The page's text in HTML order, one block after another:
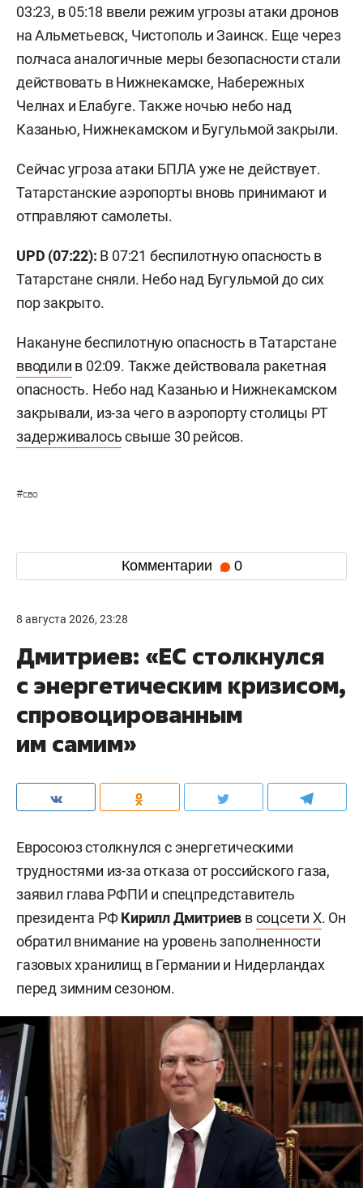
03:23, в 05:18 ввели режим угрозы атаки дронов
на Альметьевск, Чистополь и Заинск. Еще через
полчаса аналогичные меры безопасности стали
действовать в Нижнекамске, Набережных
Челнах и Елабуге. Также ночью небо над
Казанью, Нижнекамском и Бугульмой закрыли.
Сейчас угроза атаки БПЛА уже не действует.
Татарстанские аэропорты вновь принимают и
отправляют самолеты.
UPD (07:22): В 07:21 беспилотную опасность в
Татарстане сняли. Небо над Бугульмой до сих
пор закрыто.
Накануне беспилотную опасность в Татарстане
вводили в 02:09. Также действовала ракетная
опасность. Небо над Казанью и Нижнекамском
закрывали, из-за чего в аэропорту столицы РТ
задерживалосьсвыше 30 рейсов.
#сво
Комментарии 0
8 августа 2026, 23:28
Дмитриев: «ЕС столкнулся
с энергетическим кризисом,
спровоцированным
им самим»
Евросоюз столкнулся с энергетическими
трудностями из-за отказа от российского газа,
заявил глава РФПИ и спецпредставитель
президента РФКирилл Дмитриев всоцсети X. Он
обратил внимание на уровень заполненности
газовых хранилищ в Германии и Нидерландах
перед зимним сезоном.